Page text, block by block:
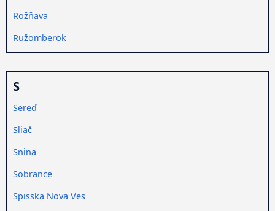
Rožňava
Ružomberok
S
Sereď
Sliač
Snina
Sobrance
Spisska Nova Ves